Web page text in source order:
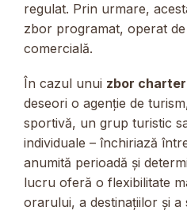
regulat. Prin urmare,
zbor programat, operat
comercială.
În cazul unui zbor charter
deseori o agenție de
sportivă, un grup turistic
individuale – închiriază
anumită perioadă și
lucru oferă o flexibilitate
orarului, a destinațiilor și